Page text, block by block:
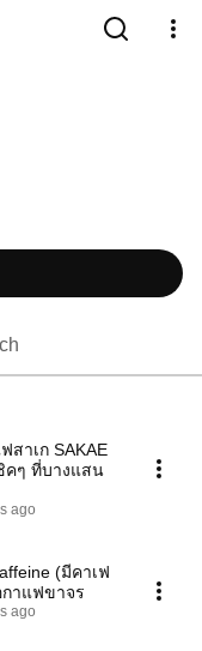
าเก SAKAE
คๆ ที่บางแสน
ago
(มีคาเฟ
าแฟขาจร
ago